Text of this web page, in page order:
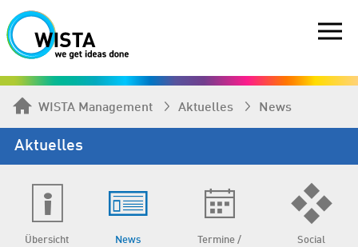
WISTA Management Aktuelles News
Aktuelles
Übersicht News
Termine /
Social